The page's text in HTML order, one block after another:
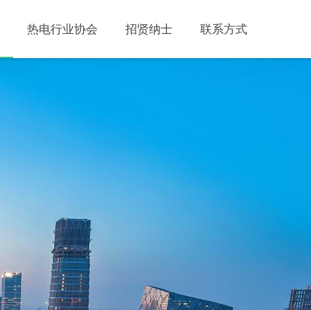
热电行业协会 招贤纳士 联系方式